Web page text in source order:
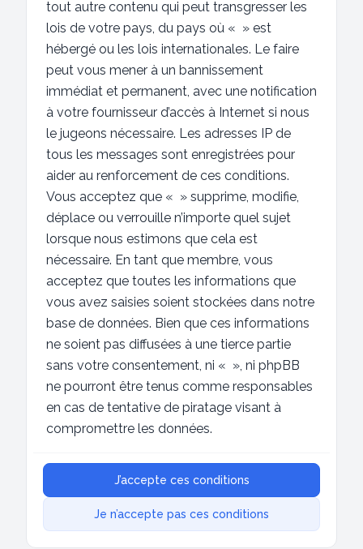
tout autre contenu qui peut transgresser les
lois de votre pays, du pays où « » est
hébergé ou les lois internationales. Le faire
peut vous mener à un bannissement
immédiat et permanent, avec une notification
à votre fournisseur d’accès à Internet si nous
le jugeons nécessaire. Les adresses IP de
tous les messages sont enregistrées pour
aider au renforcement de ces conditions.
Vous acceptez que « » supprime, modifie,
déplace ou verrouille n’importe quel sujet
lorsque nous estimons que cela est
nécessaire. En tant que membre, vous
acceptez que toutes les informations que
vous avez saisies soient stockées dans notre
base de données. Bien que ces informations
ne soient pas diffusées à une tierce partie
sans votre consentement, ni « », ni phpBB
ne pourront être tenus comme responsables
en cas de tentative de piratage visant à
compromettre les données.
J’accepte ces conditions
Je n’accepte pas ces conditions